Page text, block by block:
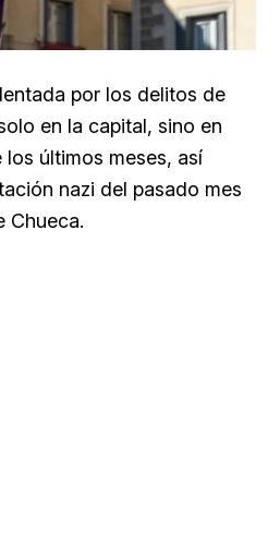
por los delitos de
en la capital, sino en
últimos meses, así
nazi del pasado mes
Chueca.